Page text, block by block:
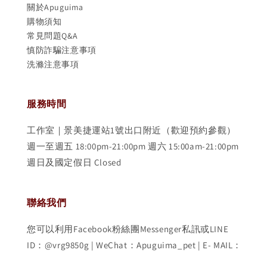
關於Apuguima
購物須知
常見問題Q&A
慎防詐騙注意事項
洗滌注意事項
服務時間
工作室｜景美捷運站1號出口附近（歡迎預約參觀）
週一至週五 18:00pm-21:00pm 週六 15:00am-21:00pm
週日及國定假日 Closed
聯絡我們
您可以利用Facebook粉絲團Messenger私訊或LINE
ID：@vrg9850g | WeChat：Apuguima_pet | E- MAIL：